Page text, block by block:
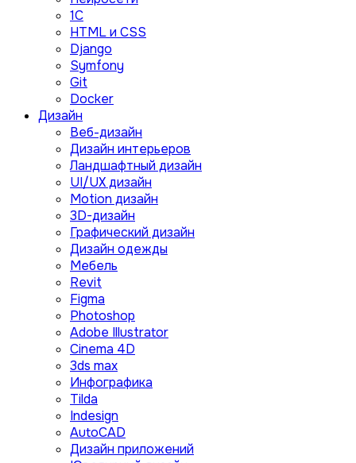
1C
HTML и CSS
Django
Symfony
Git
Docker
Дизайн
Веб-дизайн
Дизайн интерьеров
Ландшафтный дизайн
UI/UX дизайн
Motion дизайн
3D-дизайн
Графический дизайн
Дизайн одежды
Мебель
Revit
Figma
Photoshop
Adobe Illustrator
Сinema 4D
3ds max
Инфографика
Tilda
Indesign
AutoCAD
Дизайн приложений